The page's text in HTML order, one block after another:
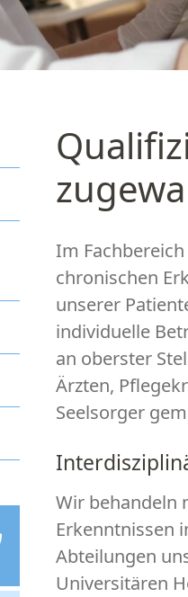
Im
chronischen
unserer
individuelle
an oberster
Ärzten,
Seelsorger
Wir behandeln
Erkenntnissen
Abteilungen
Universitären